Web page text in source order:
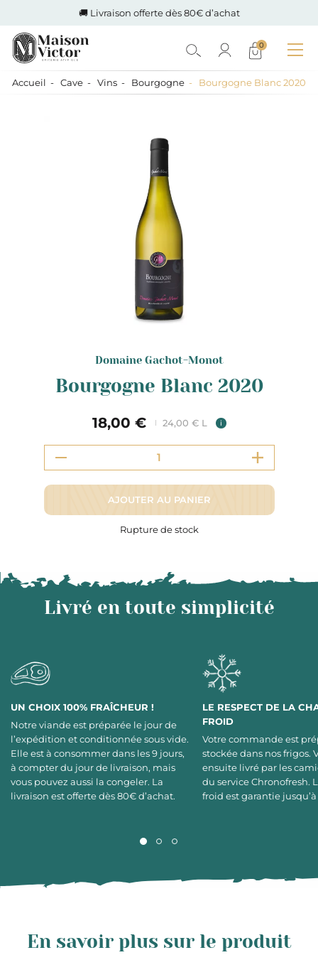
🚚 Livraison offerte dès 80€ d’achat
0
Accueil Cave Vins Bourgogne Bourgogne Blanc 2020
Domaine Gachot-Monot
Bourgogne Blanc 2020
18,00 € 24,00 € L i
AJOUTER AU PANIER
Rupture de stock
Livré en toute simplicité
UN CHOIX 100% FRAÎCHEUR !
Notre viande est préparée le jour de
l’expédition et conditionnée sous vide.
Elle est à consommer dans les 9 jours,
à compter du jour de livraison, mais
vous pouvez aussi la congeler. La
livraison est offerte dès 80€ d’achat.
LE RESPECT DE LA
FROID
Votre commande est
stockée dans nos frigos.
ensuite livré par les
du service Chronofresh.
froid est garantie
En savoir plus sur le produit